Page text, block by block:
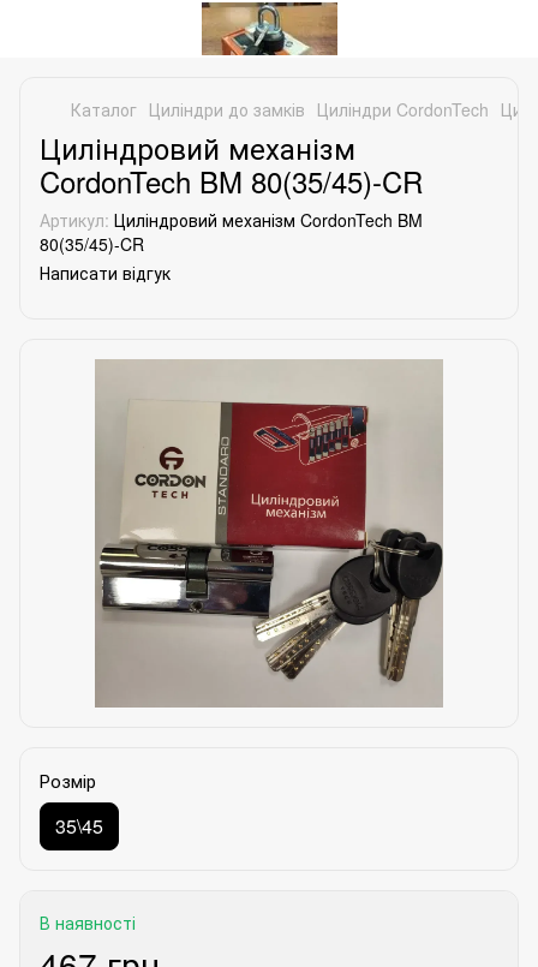
Каталог Циліндри до замків Циліндри CordonTech
Циліндровий механізм
CordonTech BM 80(35/45)-CR
Артикул: Циліндровий механізм CordonTech BM
80(35/45)-CR
Написати відгук
Розмір
35\45
В наявності